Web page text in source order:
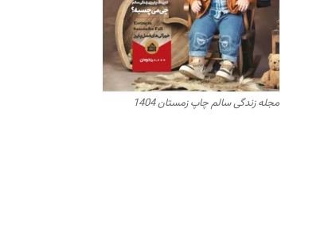
مجله زندگی سالم چاپ زمستان 1404